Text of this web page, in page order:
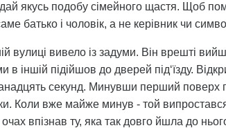
якусь подобу сімейного щастя. Щоб
батько і чоловік, а не керівник чи
вулиці вивело із задуми. Він врешті
в іншій підійшов до дверей під‘їзду.
секунд. Минувши перший поверх
Коли вже майже минув - той
впізнав ту, яка так довго йшла до